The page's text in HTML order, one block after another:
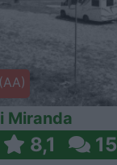
Miranda
8,1 15